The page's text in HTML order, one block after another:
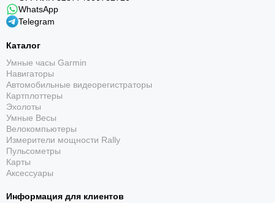
Создавайте тренировки для бассейна в Garmin
Connect и переносите их на часы для выполнения
WhatsApp
Telegram
Каталог
Умные часы Garmin
Навигаторы
Автомобильные видеорегистраторы
Картплоттеры
Эхолоты
Умные Весы
Велокомпьютеры
Измерители мощности Rally
Пульсометры
Карты
Аксессуары
Информация для клиентов